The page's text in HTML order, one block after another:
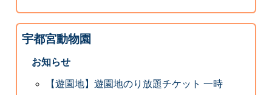
宇都宮動物園
お知らせ
【遊園地】遊園地のり放題チケット 一時